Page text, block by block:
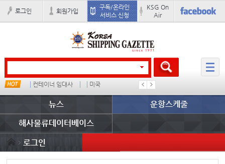
로그인 회원가입
구독/온라인
서비스 신청
KSG On
Air
컨테이너 임대사 미국 �
뉴스 운항스케줄
해사물류데이터베이스
로그인